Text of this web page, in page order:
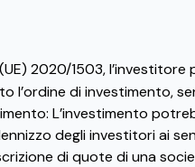
2020/1503,
l’ordine di investimento,
L’investimento
degli investitori ai
di quote di una